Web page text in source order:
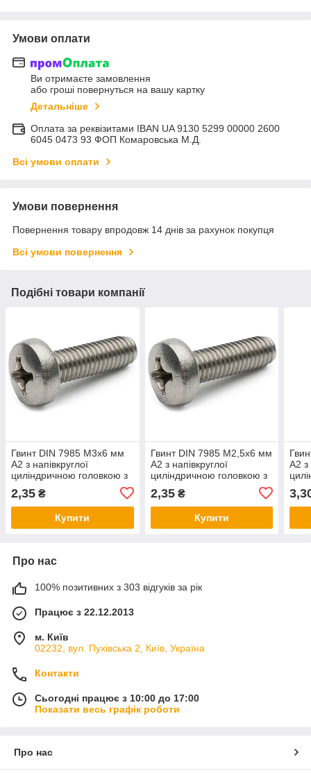
Умови оплати
Ви отримаєте замовлення
або гроші повернуться на вашу картку
Детальніше
Оплата за реквізитами IBAN UA 9130 5299 00000 2600
6045 0473 93 ФОП Комаровська М.Д.
Всі умови оплати
Умови повернення
Повернення товару впродовж 14 днів за рахунок покупця
Всі умови повернення
Подібні товари компанії
Гвинт DIN 7985 М3х6 мм
А2 з напівкруглої
циліндричною головкою з
2,35 ₴
Купити
Гвинт DIN 7985 М2,5х6 мм
А2 з напівкруглої
циліндричною головкою з
2,35₴
Купити
А2 з
Про нас
100% позитивних з 303 відгуків за рік
Працює з 22.12.2013
м. Київ
02232, вул. Пухівська 2, Київ, Україна
Контакти
Сьогодні працює з 10:00 до 17:00
Показати весь графік роботи
Про нас